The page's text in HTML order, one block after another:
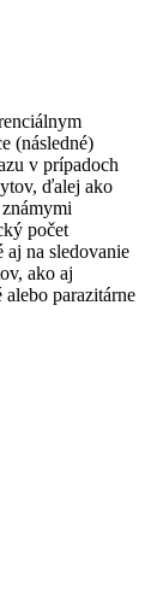
(následné)
v prípadoch
ďalej ako
počet
aj na sledovanie
ako aj
parazitárne